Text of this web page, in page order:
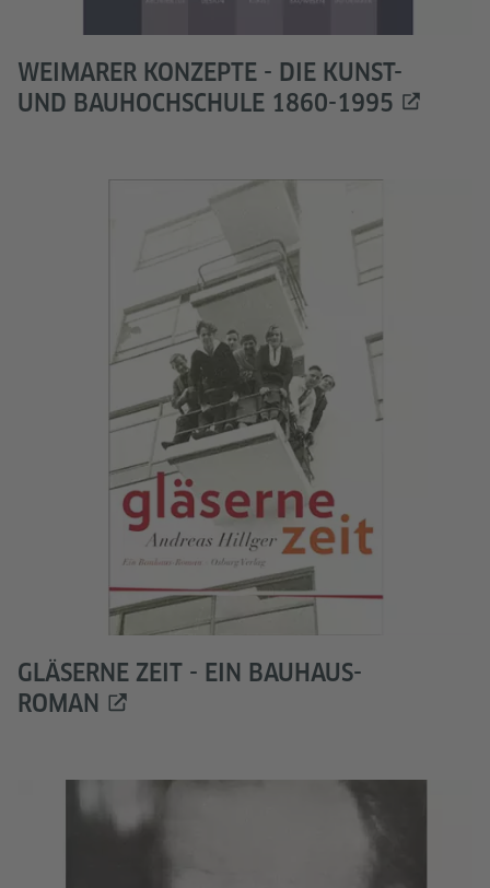
WEIMARER KONZEPTE - DIE KUNST-
UND BAUHOCHSCHULE 1860-1995
GLÄSERNE ZEIT - EIN BAUHAUS-
ROMAN